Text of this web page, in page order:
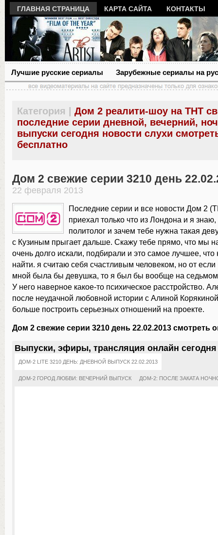
ГЛАВНАЯ СТРАНИЦА КАРТА САЙТА КОНТАКТЫ
Лучшие русские сериалы Зарубежные сериалы на
Категория |
Дом 2 реалити-шоу на ТНТ
последние серии дневной, вечерний,
выпуски сегодня новости слухи
бесплатно
Дом 2 свежие серии 3210 день
22 февраля 2013
Последние серии и все новости Дом 2
приехал только что из Лондона и я
политолог и зачем тебе нужна такая
с Кузиным прыгает дальше. Скажу тебе прямо, что мы
очень долго искали, подбирали и это самое лучшее, что
найти. я считаю себя счастливым человеком, но от
мной была бы девушка, то я был бы вообще на седьмом
У него наверное какое-то психическое расстройство.
после неудачной любовной истории с Алиной
больше построить серьезных отношений на проекте.
Дом 2 свежие серии 3210 день 22.02.2013 смотреть
Выпуски, эфиры, трансляция онлайн сегодня
ДОМ-2 LITE 3210 ДЕНЬ: ДНЕВНОЙ ВЫПУСК 22.02.2013
ДОМ-2 ГОРОД ЛЮБВИ: ВЕЧЕРНИЙ ВЫПУСК ДОМ-2: ПОСЛЕ ЗАКАТА